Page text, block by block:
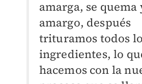
amarga, se quema
amargo, después
trituramos todos
ingredientes, lo
hacemos con la